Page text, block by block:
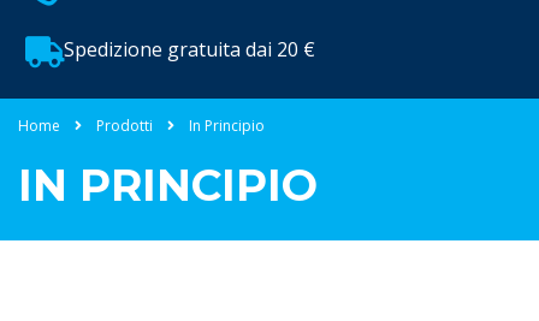
Spedizione gratuita dai 20 €
Home Prodotti In Principio
IN PRINCIPIO